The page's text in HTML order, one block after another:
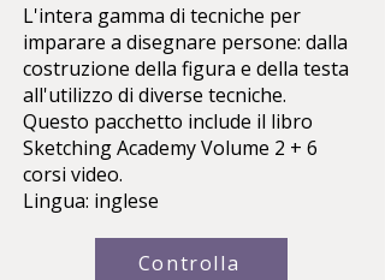
L'intera gamma di tecniche per
imparare a disegnare persone: dalla
costruzione della figura e della testa
all'utilizzo di diverse tecniche.
Questo pacchetto include il libro
Sketching Academy Volume 2 + 6
corsi video.
Lingua: inglese
Controlla